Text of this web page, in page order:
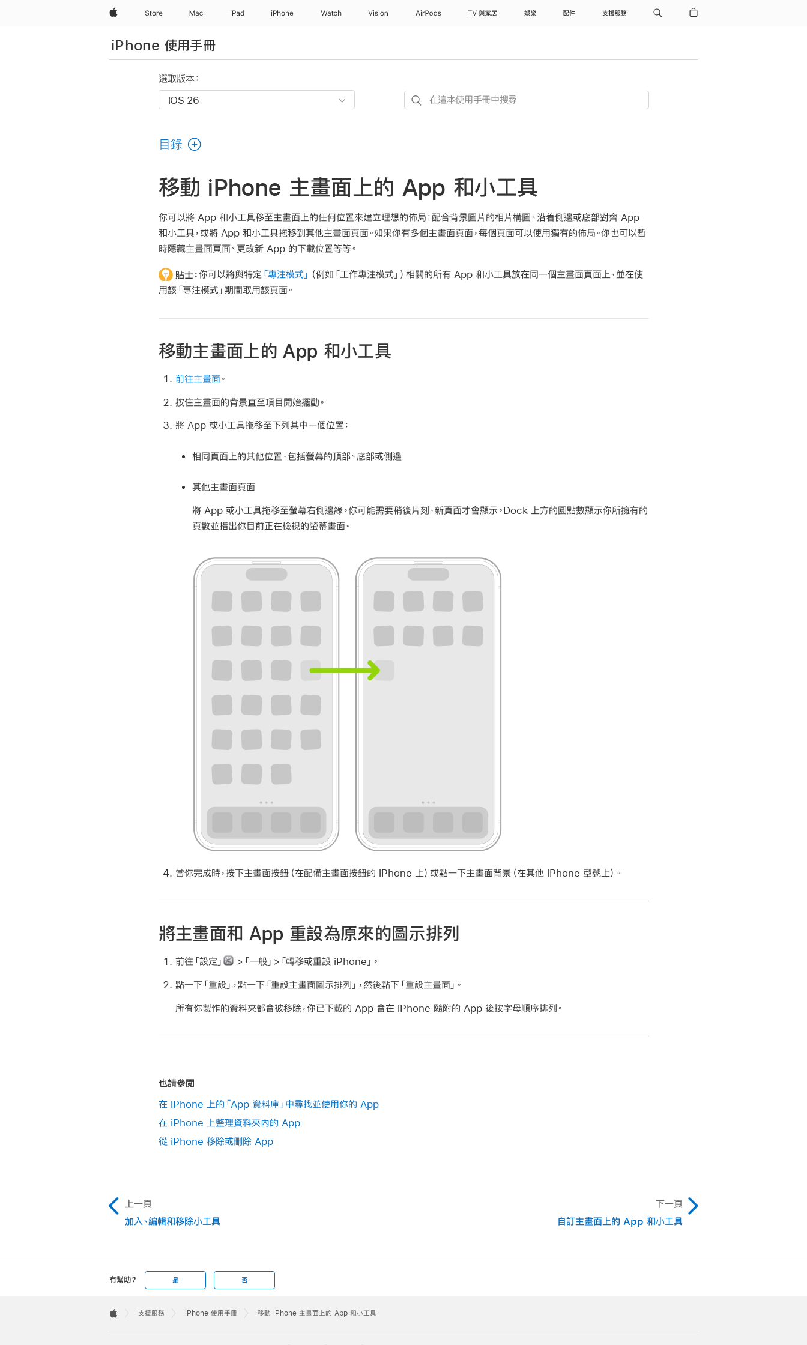
Apple Store Mac iPad iPhone Watch Vision AirPods TV 與家居 娛樂 配件 支援服務
iPhone 使用手冊
選取版本：
在
冊
搜
尋
目錄
移動 iPhone 主畫面上的 App 和小工具
你可以將 App 和小工具移至主畫面上的任何位置來建立理想的佈局：配合背景圖片的相片構圖、沿着側邊或底部對齊 App
和小工具，或將 App 和小工具拖移到其他主畫面頁面。如果你有多個主畫面頁面，每個頁面可以使用獨有的佈局。你也可以暫
時隱藏主畫面頁面、更改新 App 的下載位置等等。
貼士：你可以將與特定 「專注模式」 （例如「工作專注模式」）相關的所有 App 和小工具放在同一個主畫面頁面上，並在使
用該「專注模式」期間取用該頁面。
移動主畫面上的 App 和小工具
前往主畫面。
按住主畫面的背景直至項目開始擺動。
將 App 或小工具拖移至下列其中一個位置：
相同頁面上的其他位置，包括螢幕的頂部、底部或側邊
其他主畫面頁面
將 App 或小工具拖移至螢幕右側邊緣。你可能需要稍後片刻，新頁面才會顯示。Dock 上方的圓點數顯示你所擁有的
頁數並指出你目前正在檢視的螢幕畫面。
當你完成時，按下主畫面按鈕（在配備主畫面按鈕的 iPhone 上）或點一下主畫面背景（在其他 iPhone 型號上）。
將主畫面和 App 重設為原來的圖示排列
前往「設定」 >「一般」>「轉移或重設 iPhone」。
點一下「重設」，點一下「重設主畫面圖示排列」，然後點下「重設主畫面」。
所有你製作的資料夾都會被移除，你已下載的 App 會在 iPhone 隨附的 App 後按字母順序排列。
也請參閲
在 iPhone 上的「App 資料庫」中尋找並使用你的 App
在 iPhone 上整理資料夾內的 App
從 iPhone 移除或刪除 App
上一頁
加入、編輯和移除小工具
下一頁
自訂主畫面上的 App 和小工具
有幫助？ 是 否
Footer

支援服務 iPhone 使用手冊 移動 iPhone 主畫面上的 App 和小工具